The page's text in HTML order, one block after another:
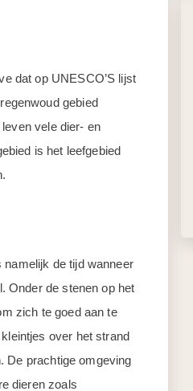
dat op UNESCO’S lijst
gebied
vele dier- en
is het leefgebied
de tijd wanneer
Onder de stenen op het
zich te goed aan te
over het strand
De prachtige omgeving
dieren zoals